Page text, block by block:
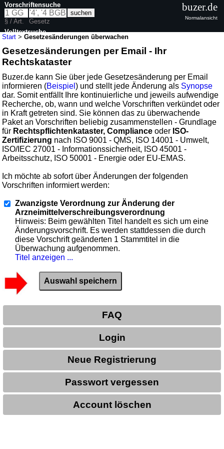
Start >Gesetzesänderungen überwachen
Gesetzesänderungen per Email - Ihr
Rechtskataster
Buzer.de kann Sie über jede Gesetzesänderung per Email
informieren (Beispiel) und stellt jede Änderung als Synopse
dar. Somit entfällt Ihre kontinuierliche und jeweils aufwendige
Recherche, ob, wann und welche Vorschriften verkündet oder
in Kraft getreten sind. Sie können das zu überwachende
Paket an Vorschriften beliebig zusammenstellen - Grundlage
für Rechtspflichtenkataster, Compliance oder ISO-
Zertifizierung nach ISO 9001 - QMS, ISO 14001 - Umwelt,
ISO/IEC 27001 - Informationssicherheit, ISO 45001 -
Arbeitsschutz, ISO 50001 - Energie oder EU-EMAS.
Ich möchte ab sofort über Änderungen der folgenden
Vorschriften informiert werden:
Zwanzigste Verordnung zur Änderung der
Arzneimittelverschreibungsverordnung
Hinweis: Beim gewählten Titel handelt es sich um eine
Änderungsvorschrift. Es werden stattdessen die durch
diese Vorschrift geänderten 1 Stammtitel in die
Überwachung aufgenommen.
Titel anzeigen ...
FAQ
Login
Neue Registrierung
Passwort vergessen
Account löschen
Vorschriftensuche
§ / Art.
Gesetz
Volltextsuche
buzer.de
Normalansicht